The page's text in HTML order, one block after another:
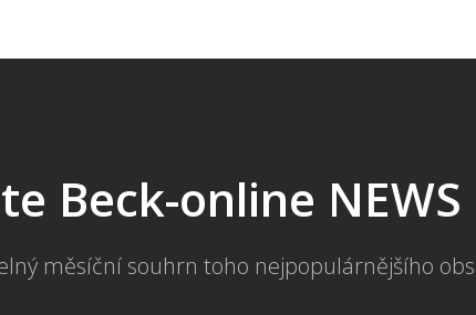
Beck-online NEWS
měsíční souhrn toho nejpopulárnějšího